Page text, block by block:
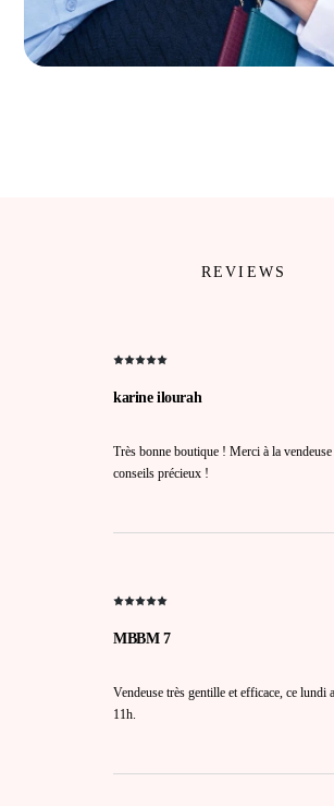
REVIEWS
karine ilourah
Très bonne boutique ! Merci à la
conseils précieux !
MBBM 7
Vendeuse très gentille et efficace, ce lundi
11h.